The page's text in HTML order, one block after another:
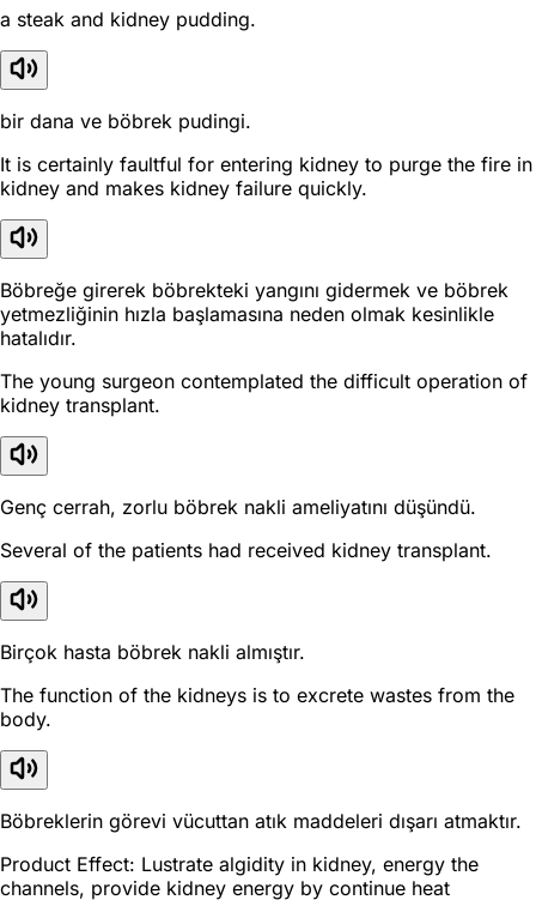
a steak and kidney pudding.
bir dana ve böbrek pudingi.
It is certainly faultful for entering kidney to purge the fire in
kidney and makes kidney failure quickly.
Böbreğe girerek böbrekteki yangını gidermek ve böbrek
yetmezliğinin hızla başlamasına neden olmak kesinlikle
hatalıdır.
The young surgeon contemplated the difficult operation of
kidney transplant.
Genç cerrah, zorlu böbrek nakli ameliyatını düşündü.
Several of the patients had received kidney transplant.
Birçok hasta böbrek nakli almıştır.
The function of the kidneys is to excrete wastes from the
body.
Böbreklerin görevi vücuttan atık maddeleri dışarı atmaktır.
Product Effect: Lustrate algidity in kidney, energy the
channels, provide kidney energy by continue heat